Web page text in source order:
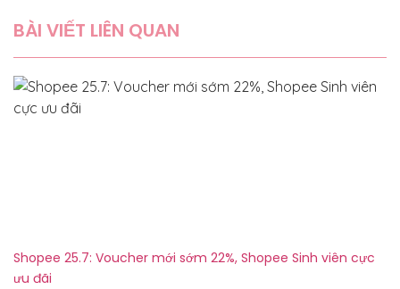
BÀI VIẾT LIÊN QUAN
Shopee 25.7: Voucher mới sớm 22%, Shopee Sinh viên cực
ưu đãi